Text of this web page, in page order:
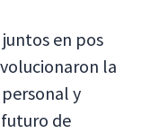
en pos
la
y
de